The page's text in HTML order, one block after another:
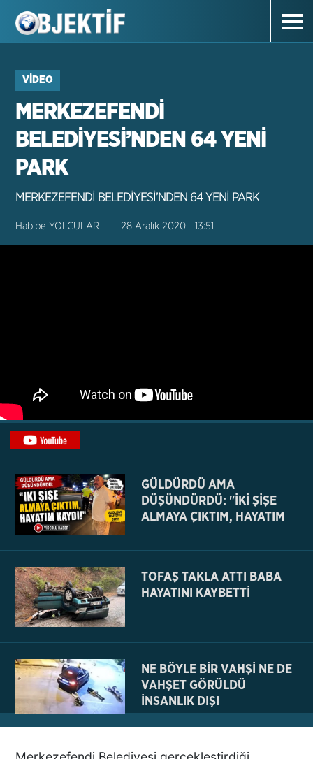
VIDEO
MERKEZEFENDİ
BELEDİYESİ’NDEN 64 YENİ
PARK
MERKEZEFENDİ BELEDİYESİ’NDEN 64 YENİ PARK
Habibe YOLCULAR 28 Aralık 2020 - 13:51
GÜLDÜRDÜ AMA
DÜŞÜNDÜRDÜ: "İKİ ŞİŞE
ALMAYA ÇIKTIM, HAYATIM
TOFAŞ TAKLA ATTI BABA
HAYATINI KAYBETTİ
NE BÖYLE BİR VAHŞİ NE DE
VAHŞET GÖRÜLDÜ
İNSANLIK DIŞI